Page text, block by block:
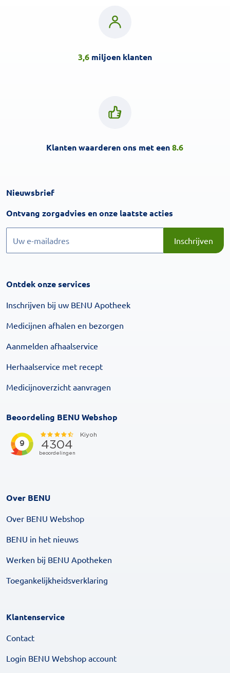
3,6miljoen klanten
Klanten waarderen ons met een8.6
Nieuwsbrief
Ontvang zorgadvies en onze laatste acties
Inschrijven
Ontdek onze services
Inschrijven bij uw BENU Apotheek
Medicijnen afhalen en bezorgen
Aanmelden afhaalservice
Herhaalservice met recept
Medicijnoverzicht aanvragen
Beoordeling BENU Webshop
Over BENU
Over BENU Webshop
BENU in het nieuws
Werken bij BENU Apotheken
Toegankelijkheidsverklaring
Klantenservice
Contact
Login BENU Webshop account